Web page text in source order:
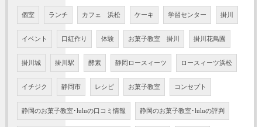
個室 ランチ カフェ 浜松 ケーキ 学習センター 掛川
イベント 口紅作り 体験 お菓子教室 掛川 掛川花鳥園
掛川城 掛川駅 酵素 静岡ロースィーツ ロースィーツ浜松
イチジク 静岡市 レシピ お菓子教室 コンセプト
静岡のお菓子教室･luluの口コミ情報 静岡のお菓子教室･luluの評判